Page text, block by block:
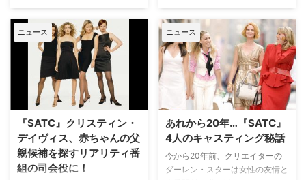
ス・アンド・ザ・シティ』は、ニ
ューヨークに暮らす4人の …
ことも話題の『セックス・アン
ド・ザ・シティ』（以下『S …
米HBOで1998年6月6日より放送
された人気ドラマ『セックス・ア
ンド・ザ・シティ』。その放送開
始から25年が経ったことをキャ
ストがお祝いしている。米
Entertainment Weeklyなど複数
のメディアが伝えた。 思い出の
アイテムも登場 『セックス・ア
ンド・ザ・シティ』が6シーズン
放送された後、2本の映画が作ら
れ、現在は米Maxで続編ドラマ
『AND JUST LIKE THAT…／セッ
クス・アンド・ザ・シティ新章』
大ヒットドラマ『セックス・アン
ド・ザ・シティ』でシャーロット
を演じて人気を博したクリスティ
ン・デイヴィスが、『グレイズ・
アナトミー』のエレン・ポンピオ
が製作に名を連ねる米HBO Max
の新作ドラマ『Deeds（原題）』
に出演することが明らかとなっ
た。米Deadlineが報じている。
『Deeds』は1話30分となるブ
ラ…
ニュース
『SATC』クリスティン・
デイヴィス、赤ちゃんの父
親候補を探すリアリティ番
組の司会役に！
ニュース
あれから20年…『SATC』
4人のキャスティング秘話
今から20年前、クリエイターの
ダーレン・スターは女性の友情と